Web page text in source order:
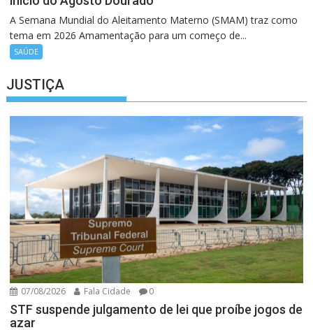
A Semana Mundial do Aleitamento Materno (SMAM) traz como
tema em 2026 Amamentação para um começo de...
SAÚDE
JUSTIÇA
07/08/2026 Fala Cidade 0
STF suspende julgamento de lei que proíbe jogos de
azar